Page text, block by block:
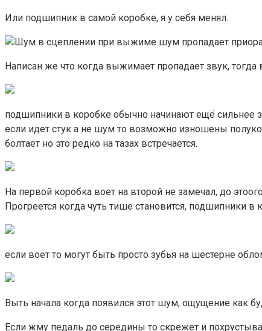
Или подшипник в самой коробке, я у себя менял.
Написан же что когда выжимает пропадает звук,
подшипники в коробке обычно начинают ещё сильнее
если идет стук а не шум то возможно изношены
болтает но это редко на тазах встречается.
На первой коробка воет на второй не замечал, до
Прогреется когда чуть тише становится, подшипники в
если воет то могут быть просто зубья на шестерне
Выть начала когда появился этот шум, ощущение как
Если жму педаль до середины то скрежет и